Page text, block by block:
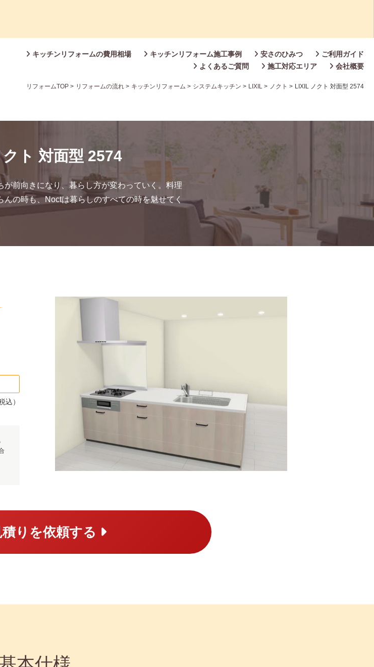
キッチンリフォームの費用相場 キッチンリフォーム施工事例 安さのひみつ
ご利用ガイド
よくあるご質問
施工対応エリア 会社概要
リフォームTOP > リフォームの流れ > キッチンリフォーム > システムキッチン > LIXIL > ノクト > LIXIL ノクト 対面型 2574
ト 対面型 2574
が前向きになり、暮らし方が変わっていく。料理
んの時も、Noctは暮らしのすべての時を魅せてく
込）
りを依頼する